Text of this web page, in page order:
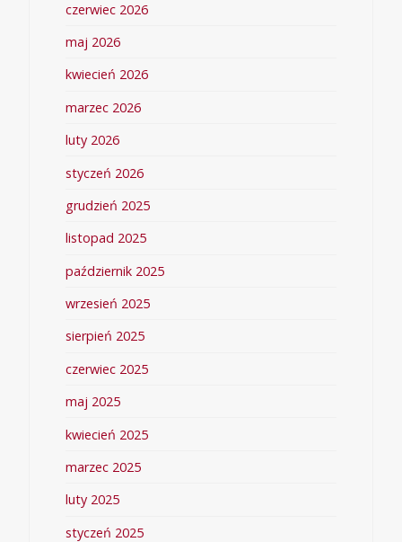
czerwiec 2026
maj 2026
kwiecień 2026
marzec 2026
luty 2026
styczeń 2026
grudzień 2025
listopad 2025
październik 2025
wrzesień 2025
sierpień 2025
czerwiec 2025
maj 2025
kwiecień 2025
marzec 2025
luty 2025
styczeń 2025